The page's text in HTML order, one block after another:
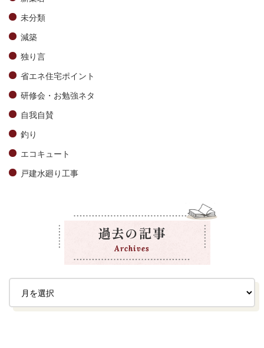
未分類
減築
独り言
省エネ住宅ポイント
研修会・お勉強ネタ
自我自賛
釣り
エコキュート
戸建水廻り工事
過去の記事
Archives